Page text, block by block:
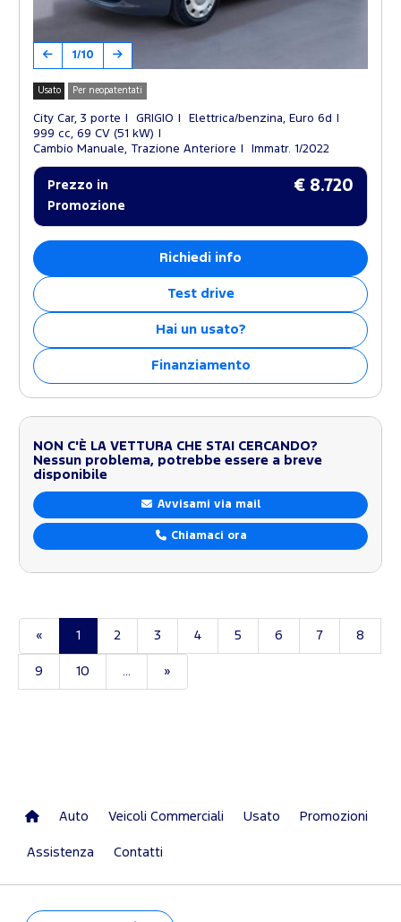
1/10
Usato Per neopatentati
City Car, 3 porte GRIGIO
Elettrica/benzina, Euro 6d
999 cc, 69 CV (51 kW)
Cambio Manuale, Trazione Anteriore
Immatr. 1/2022
Prezzo in
Promozione
€ 8.720
Richiedi info
Test drive
Hai un usato?
Finanziamento
NON C'È LA VETTURA CHE STAI CERCANDO?
Nessun problema, potrebbe essere a breve
disponibile
Avvisami via mail
Chiamaci ora
« 1 2 3 4 5 6 7 8
9 10 »
Auto Veicoli Commerciali Usato Promozioni
Assistenza Contatti